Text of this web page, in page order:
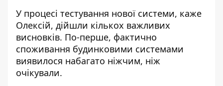
У процесі тестування нової системи, каже
Олексій, дійшли кількох важливих
висновків. По-перше, фактично
споживання будинковими системами
виявилося набагато ніжчим, ніж
очікували.